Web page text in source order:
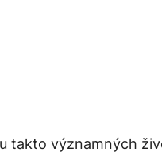
takto významných